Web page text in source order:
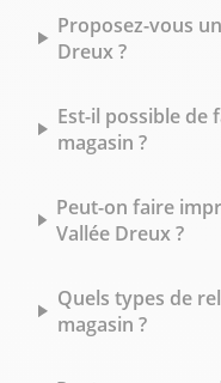
Proposez-vous
Dreux ?
Est-il possible de
magasin ?
Peut-on faire
Vallée Dreux ?
Quels types de
magasin ?